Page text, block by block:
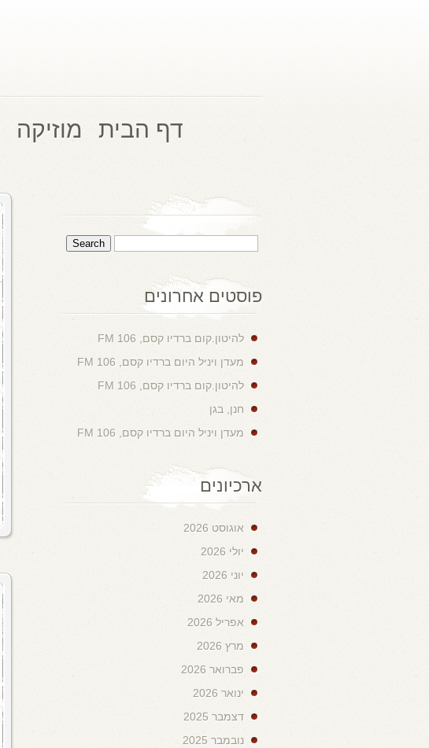
דף הבית מוזיקה
פוסטים אחרונים
להיטון.קום ברדיו קסם, 106 FM
מעדן ויניל היום ברדיו קסם, 106 FM
להיטון.קום ברדיו קסם, 106 FM
חנן, בגן
מעדן ויניל היום ברדיו קסם, 106 FM
ארכיונים
אוגוסט 2026
יולי 2026
יוני 2026
מאי 2026
אפריל 2026
מרץ 2026
פברואר 2026
ינואר 2026
דצמבר 2025
נובמבר 2025